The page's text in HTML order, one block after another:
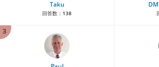
Taku
回答数： 138
3